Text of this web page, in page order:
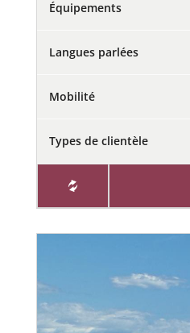
Équipements
Langues parlées
Mobilité
Types de clientèle